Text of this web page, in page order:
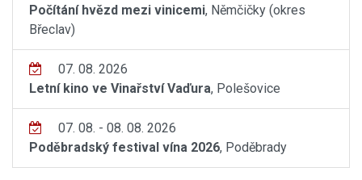
Počítání hvězd mezi vinicemi, Němčičky (okres
Břeclav)
07. 08. 2026
Letní kino ve Vinařství Vaďura, Polešovice
07. 08. - 08. 08. 2026
Poděbradský festival vína 2026, Poděbrady